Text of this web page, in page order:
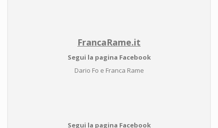
FrancaRame.it
Segui la pagina Facebook
Dario Fo e Franca Rame
Segui la pagina Facebook